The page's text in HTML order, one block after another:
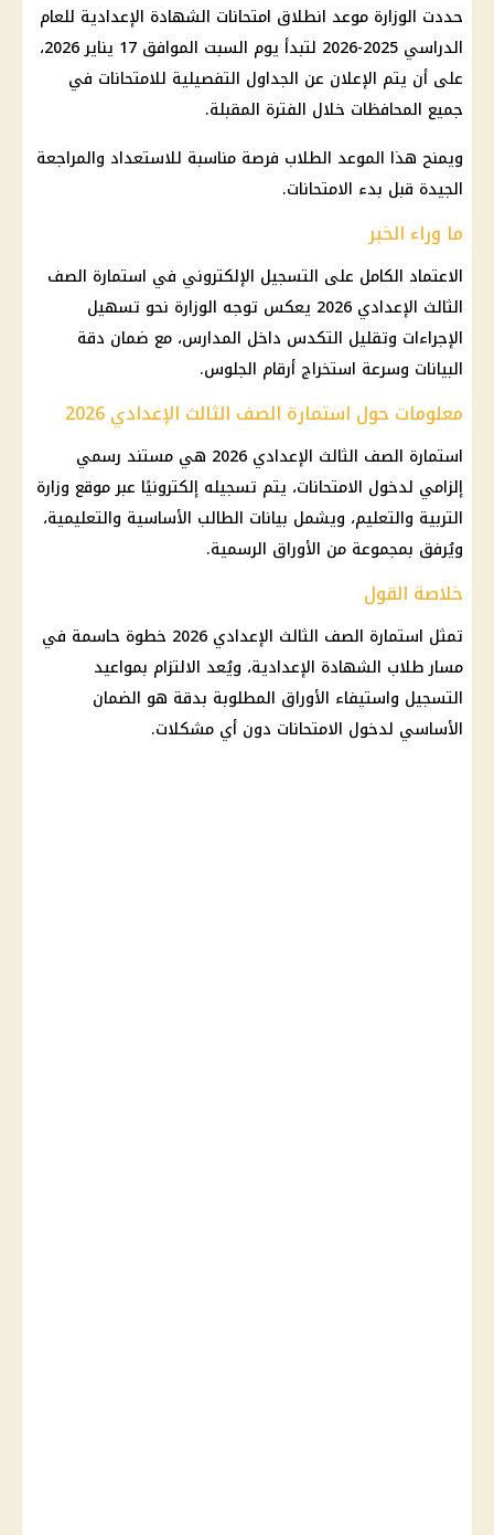
حددت الوزارة موعد انطلاق امتحانات الشهادة الإعدادية للعام
الدراسي 2025-2026 لتبدأ يوم السبت الموافق 17
يناير
2026،
على أن يتم الإعلان عن الجداول التفصيلية للامتحانات في
جميع المحافظات خلال الفترة المقبلة.
ويمنح هذا الموعد الطلاب فرصة مناسبة للاستعداد والمراجعة
الجيدة قبل بدء الامتحانات.
ما وراء الخبر
الاعتماد الكامل على التسجيل الإلكتروني في استمارة الصف
الثالث الإعدادي
2026 يعكس توجه الوزارة نحو تسهيل
الإجراءات وتقليل التكدس داخل المدارس، مع ضمان دقة
البيانات وسرعة استخراج أرقام الجلوس.
معلومات حول استمارة الصف الثالث الإعدادي 2026
استمارة الصف الثالث الإعدادي
2026 هي مستند رسمي
إلزامي لدخول الامتحانات، يتم تسجيله إلكترونيًا عبرموقع وزارة
التربية والتعليم، ويشمل بيانات الطالب الأساسية والتعليمية،
ويُرفق بمجموعة من الأوراق الرسمية.
خلاصة القول
تمثل استمارة الصف الثالث الإعدادي
2026 خطوة حاسمة في
مسارطلاب الشهادة الإعدادية، ويُعد الالتزام بمواعيد
التسجيل واستيفاء الأوراق المطلوبة بدقة هو الضمان
الأساسي لدخول الامتحانات دون أي مشكلات.